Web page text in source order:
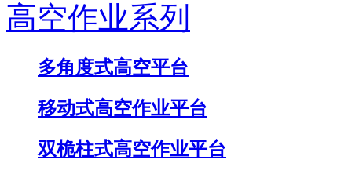
高空作业系列
多角度式高空平台
移动式高空作业平台
双桅柱式高空作业平台